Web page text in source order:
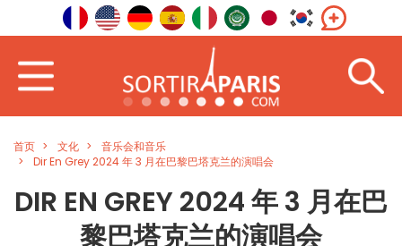
首页 文化
音乐会和音乐
Dir En Grey 2024 年 3 月在巴黎巴塔克兰的演唱会
DIR EN GREY 2024 年 3 月在巴
黎巴塔克兰的演唱会